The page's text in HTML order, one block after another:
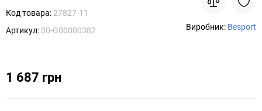
Код товара: 27827-11
Артикул: 00-G00000382 Виробник: Besport
1 687 грн